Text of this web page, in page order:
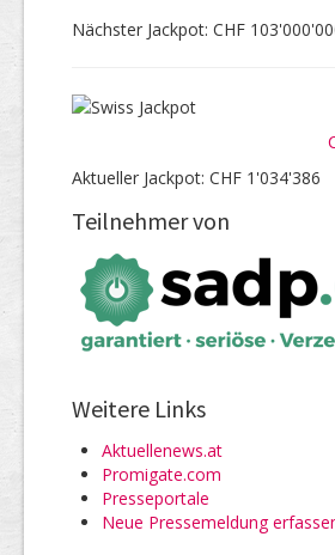
Nächster Jackpot: CHF
Aktueller Jackpot: CHF 1'034'386
Teilnehmer von
Weitere Links
Aktuellenews.at
Promigate.com
Presseportale
Neue Pressemeldung